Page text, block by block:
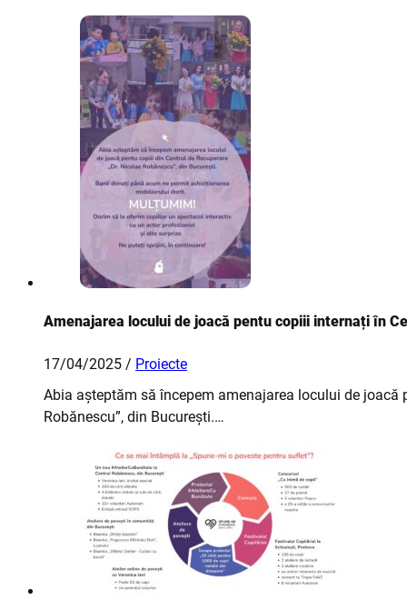
Amenajarea locului de joacă pentu copiii internați în
17/04/2025 / Proiecte
Abia așteptăm să începem amenajarea locului de joacă
Robănescu”, din București.…